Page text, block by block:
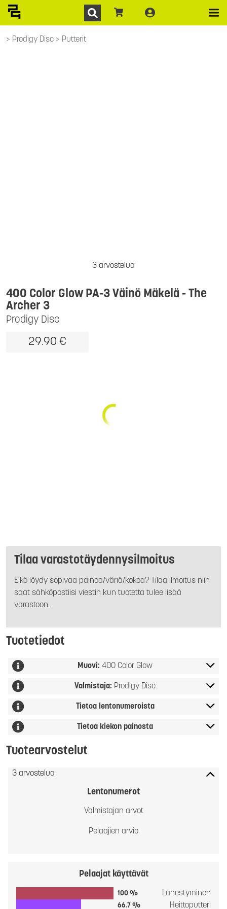
Prodigy Disc Putterit
3 arvostelua
Prodigy Disc
400 Color Glow PA-3 Väinö Mäkelä - The
Archer 3
29.90 €
Tilaa varastotäydennysilmoitus
Eikö löydy sopivaa painoa/väriä/kokoa? Tilaa ilmoitus niin
saat sähköpostiisi viestin kun tuotetta tulee lisää
varastoon.
Tuotetiedot
Muovi: 400 Color Glow
Valmistaja: Prodigy Disc
Tietoa lentonumeroista
Tietoa kiekon painosta
Tuotearvostelut
3 arvostelua
Lentonumerot
Valmistajan arvot
Pelaajien arvio
Pelaajat käyttävät
100 % Lähestyminen
66.7 % Heittoputteri